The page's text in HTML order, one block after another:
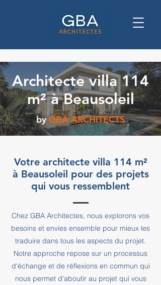
Architecte villa 114
m² à Beausoleil
by GBA ARCHITECTS
Votre architecte villa 114 m²
à Beausoleil pour des projets
qui vous ressemblent
Chez GBA Architectes, nous explorons vos
besoins et envies ensemble pour mieux les
traduire dans tous les aspects du projet.
Notre approche repose sur un processus
d'échange et de réflexions en commun qui
nous permet d'aboutir au projet qui vous